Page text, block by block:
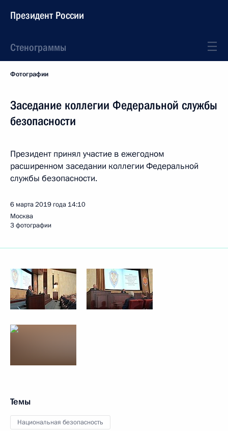
Президент России
Стенограммы
Фотографии
Заседание коллегии Федеральной службы
безопасности
Президент принял участие в ежегодном
расширенном заседании коллегии Федеральной
службы безопасности.
6 марта 2019 года 14:10
Москва
3 фотографии
Темы
Национальная безопасность